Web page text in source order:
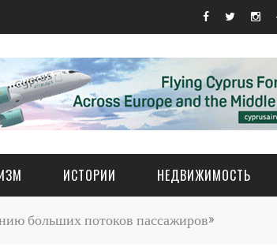
ИСТОРИИ НЕДВИЖИМОСТЬ
больших потоков пассажиров»